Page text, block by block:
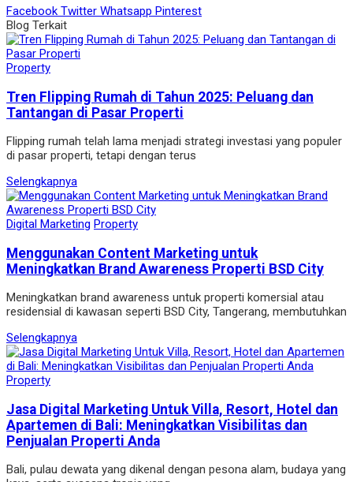
Facebook Twitter Whatsapp Pinterest
Blog Terkait
Property
Tren Flipping Rumah di Tahun 2025: Peluang dan
Tantangan di Pasar Properti
Flipping rumah telah lama menjadi strategi investasi yang populer
di pasar properti, tetapi dengan terus
Selengkapnya
Digital Marketing Property
Menggunakan Content Marketing untuk
Meningkatkan Brand Awareness Properti BSD City
Meningkatkan brand awareness untuk properti komersial atau
residensial di kawasan seperti BSD City, Tangerang, membutuhkan
Selengkapnya
Property
Jasa Digital Marketing Untuk Villa, Resort, Hotel dan
Apartemen di Bali: Meningkatkan Visibilitas dan
Penjualan Properti Anda
Bali, pulau dewata yang dikenal dengan pesona alam, budaya yang